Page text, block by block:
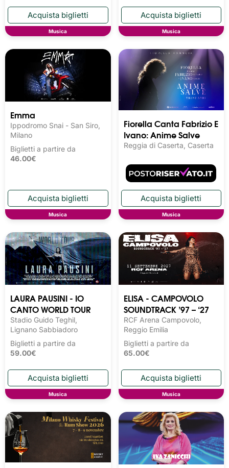
Musica Musica
Emma
Ippodromo Snai - San Siro,
Milano
Biglietti a partire da
46.00€
Musica
Fiorella Canta Fabrizio E
Ivano: Anime Salve
Reggia di Caserta, Caserta
Musica
LAURA PAUSINI - IO
CANTO WORLD TOUR
Stadio Guido Teghil,
Lignano Sabbiadoro
Biglietti a partire da
59.00€
Musica
ELISA - CAMPOVOLO
SOUNDTRACK ’97 – ‘27
RCF Arena Campovolo,
Reggio Emilia
Biglietti a partire da
65.00€
Musica